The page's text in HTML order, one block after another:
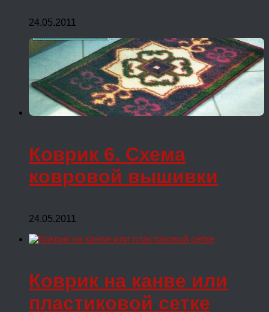
24.05.2011
Коврик 6. Схема
ковровой вышивки
24.05.2011
Коврик на канве или
пластиковой сетке